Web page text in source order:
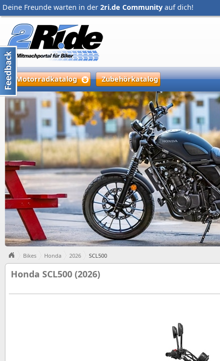
Deine Freunde warten in der 2ri.de Community auf dich!
Motorradkatalog Zubehörkatalog
Bikes Honda 2026 SCL500
Honda SCL500 (2026)